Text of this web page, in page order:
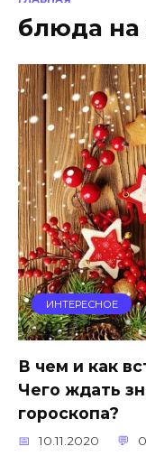
блюда на
ИНТЕРЕСНОЕ
В чем и как
Чего ждать
гороскопа?
10.11.2020 0